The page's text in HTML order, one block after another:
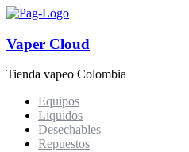
Vaper Cloud
Tienda vapeo Colombia
Equipos
Liquidos
Desechables
Repuestos